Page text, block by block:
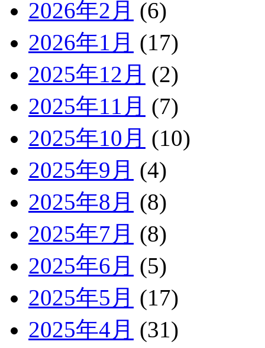
2026年2月 (6)
2026年1月 (17)
2025年12月 (2)
2025年11月 (7)
2025年10月 (10)
2025年9月 (4)
2025年8月 (8)
2025年7月 (8)
2025年6月 (5)
2025年5月 (17)
2025年4月 (31)